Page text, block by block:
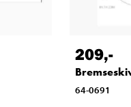
209,-
64-0691